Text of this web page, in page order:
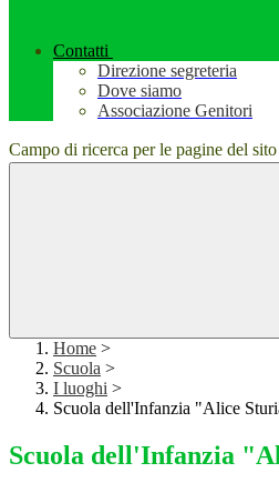
Contatti
Direzione segreteria
Dove siamo
Associazione Genitori
Campo di ricerca per le pagine del sito
Home >
Scuola >
I luoghi >
Scuola dell'Infanzia "Alice
Scuola dell'Infanzia